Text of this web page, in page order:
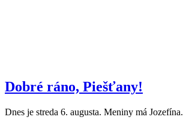
Dobré ráno, Piešťany!
Dnes je streda 6. augusta. Meniny má Jozefína.